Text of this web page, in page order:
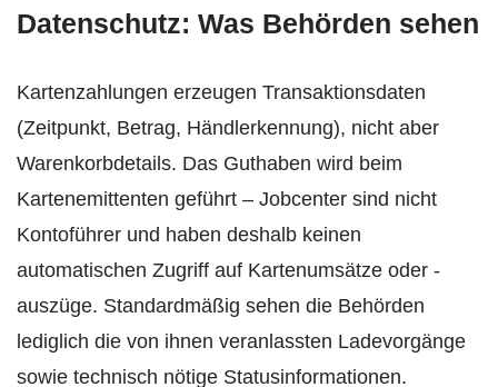
Datenschutz: Was Behörden sehen
Kartenzahlungen erzeugen Transaktionsdaten
(Zeitpunkt, Betrag, Händlerkennung), nicht aber
Warenkorbdetails. Das Guthaben wird beim
Kartenemittenten geführt – Jobcenter sind nicht
Kontoführer und haben deshalb keinen
automatischen Zugriff auf Kartenumsätze oder -
auszüge. Standardmäßig sehen die Behörden
lediglich die von ihnen veranlassten Ladevorgänge
sowie technisch nötige Statusinformationen.